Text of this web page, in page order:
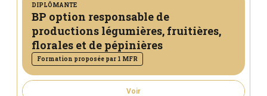
DIPLÔMANTE
BP option responsable de
productions légumières, fruitières,
florales et de pépinières
Formation proposée par 1 MFR
Voir